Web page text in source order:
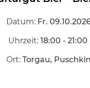
Datum: Fr.
Uhrzeit: 18:00 -
Ort: Torgau,